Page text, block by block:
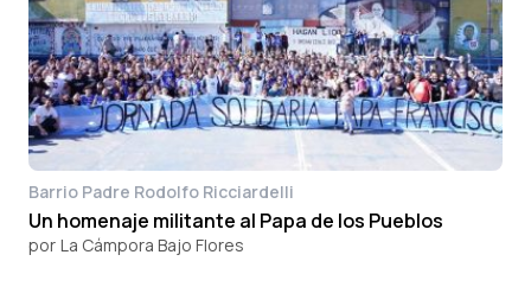
Barrio Padre Rodolfo Ricciardelli
Un homenaje militante al Papa de los Pueblos
por La Cámpora Bajo Flores